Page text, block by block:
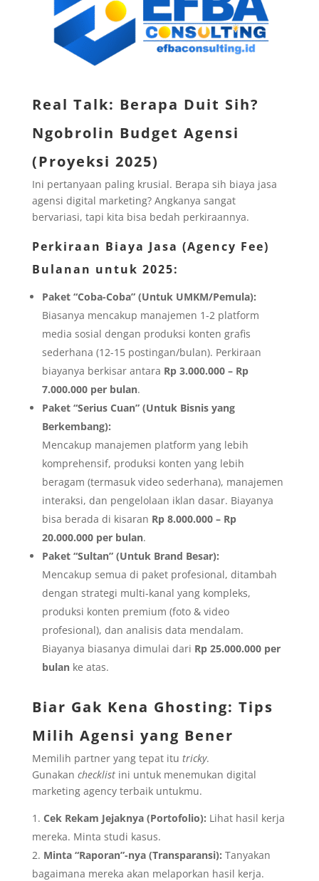
Real Talk: Berapa Duit Sih?
Ngobrolin Budget Agensi
(Proyeksi 2025)
Ini pertanyaan paling krusial. Berapa sih biaya jasa
agensi digital marketing? Angkanya sangat
bervariasi, tapi kita bisa bedah perkiraannya.
Perkiraan Biaya Jasa (Agency Fee)
Bulanan untuk 2025:
Paket “Coba-Coba” (Untuk UMKM/Pemula):
Biasanya mencakup manajemen 1-2 platform
media sosial dengan produksi konten grafis
sederhana (12-15 postingan/bulan). Perkiraan
biayanya berkisar antara Rp 3.000.000 – Rp
7.000.000 per bulan.
Paket “Serius Cuan” (Untuk Bisnis yang
Berkembang):
Mencakup manajemen platform yang lebih
komprehensif, produksi konten yang lebih
beragam (termasuk video sederhana), manajemen
interaksi, dan pengelolaan iklan dasar. Biayanya
bisa berada di kisaran Rp 8.000.000 – Rp
20.000.000 per bulan.
Paket “Sultan” (Untuk Brand Besar):
Mencakup semua di paket profesional, ditambah
dengan strategi multi-kanal yang kompleks,
produksi konten premium (foto & video
profesional), dan analisis data mendalam.
Biayanya biasanya dimulai dari Rp 25.000.000 per
bulanke atas.
Biar Gak Kena Ghosting: Tips
Milih Agensi yang Bener
Memilih partner yang tepat itu tricky.
Gunakan checklistini untuk menemukan digital
marketing agency terbaik untukmu.
Cek Rekam Jejaknya (Portofolio): Lihat hasil kerja
mereka. Minta studi kasus.
Minta “Raporan”-nya (Transparansi): Tanyakan
bagaimana mereka akan melaporkan hasil kerja.